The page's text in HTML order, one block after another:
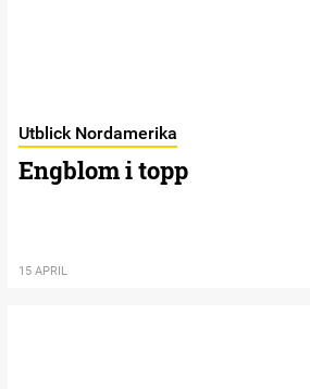
Utblick Nordamerika
Engblom i topp
15 APRIL